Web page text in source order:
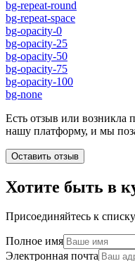
bg-repeat-round
bg-repeat-space
bg-opacity-0
bg-opacity-25
bg-opacity-50
bg-opacity-75
bg-opacity-100
bg-none
Есть отзыв или возникла
нашу платформу, и мы
Оставить отзыв
Хотите быть в
Присоединяйтесь к
Полное имя
Электронная почта